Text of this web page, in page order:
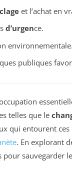
et l’achat en
d’urgence.
environnementale.
publiques
telles que le
qui entourent
. En explorant
sauvegarder